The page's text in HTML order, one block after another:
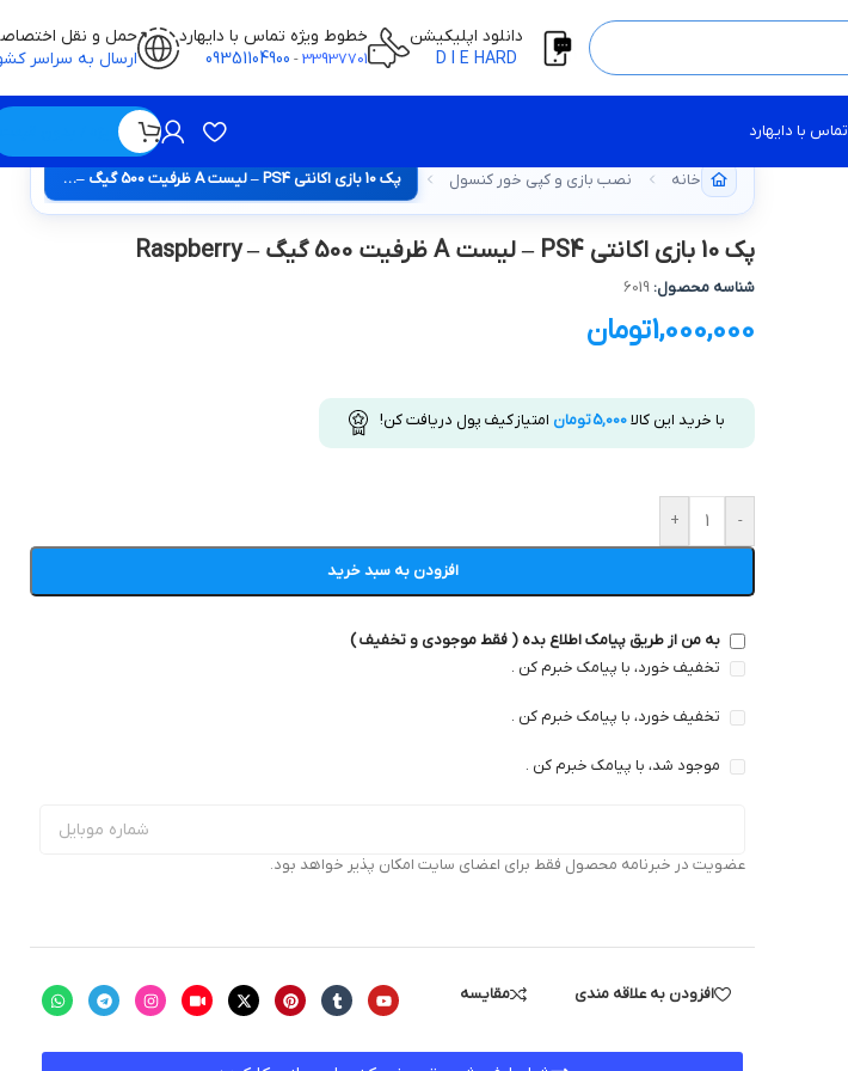
دانلود اپلیکیشن
خطوط ویژه تماس با دایهارد
33937701
-
09351104900
حمل و نقل
ارسال به سراسر
تماس با دایهارد
خانه نصب بازی و کپی خور کنسول پک 10 بازی اکانتی PS4 – لیست A ظرفیت 500 گیگ – Raspberry
پک 10 بازی اکانتی PS4 – لیست A ظرفیت 500 گیگ – Raspberry
شناسه محصول: 6019
1,000,000تومان
با خرید این کالا5,000تومان امتیاز کیف پول دریافت کن!
-
+
افزودن به سبد خرید
به من از طریق پیامک اطلاع بده ( فقط موجودی و تخفیف )
تخفیف خورد، با پیامک خبرم کن .
تخفیف خورد، با پیامک خبرم کن .
موجود شد، با پیامک خبرم کن .
عضویت در خبرنامه محصول فقط برای اعضای سایت امکان پذیر خواهد بود.
مقایسه افزودن به علاقه مندی